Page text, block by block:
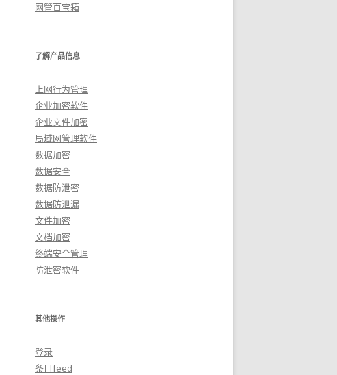
网管百宝箱
了解产品信息
上网行为管理
企业加密软件
企业文件加密
局域网管理软件
数据加密
数据安全
数据防泄密
数据防泄漏
文件加密
文档加密
终端安全管理
防泄密软件
其他操作
登录
条目feed